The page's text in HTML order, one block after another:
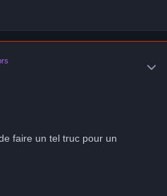
faire un tel truc pour un